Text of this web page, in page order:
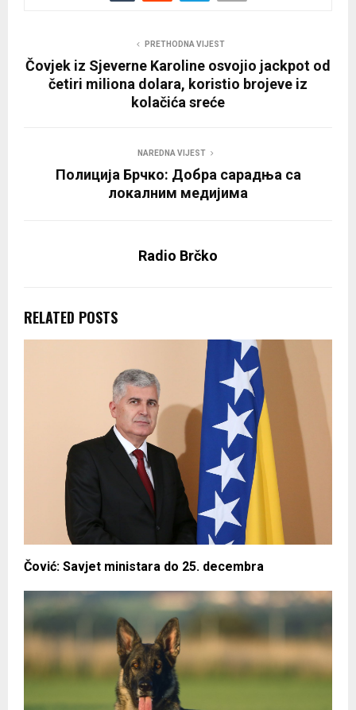
PRETHODNA VIJEST
Čovjek iz Sjeverne Karoline osvojio jackpot od
četiri miliona dolara, koristio brojeve iz
kolačića sreće
NAREDNA VIJEST
Полиција Брчко: Добра сарадња са
локалним медијима
Radio Brčko
RELATED POSTS
Čović: Savjet ministara do 25. decembra